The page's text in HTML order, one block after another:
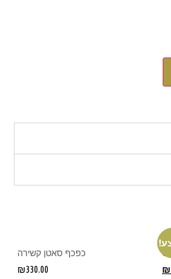
כפכף סאטן קשירה
₪330.00